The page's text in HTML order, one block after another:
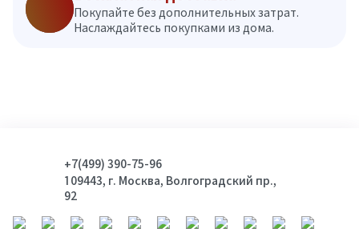
Покупайте без дополнительных затрат.
Наслаждайтесь покупками из дома.
+7(499) 390-75-96
109443, г. Москва, Волгоградский пр.,
92